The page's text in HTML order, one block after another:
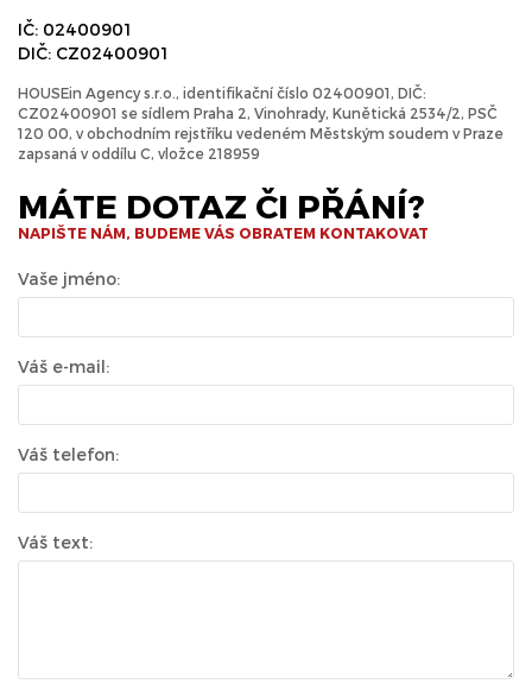
IČ: 02400901
DIČ: CZ02400901
HOUSEin Agency s.r.o., identifikační číslo 02400901, DIČ:
CZ02400901 se sídlem Praha 2, Vinohrady, Kunětická 2534/2, PSČ
120 00, v obchodním rejstříku vedeném Městským soudem v Praze
zapsaná v oddílu C, vložce 218959
MÁTE DOTAZ ČI PŘÁNÍ?
NAPIŠTE NÁM, BUDEME VÁS OBRATEM KONTAKOVAT
Vaše jméno:
Váš e-mail:
Váš telefon:
Váš text: